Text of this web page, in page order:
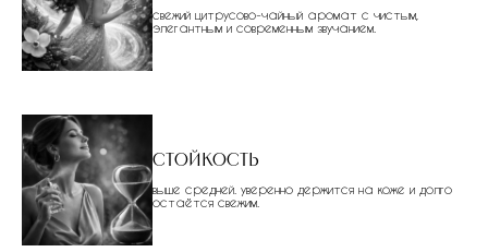
свежий цитрусово-чайный аромат с чистым,
элегантным и современным звучанием.
Стойкость
выше средней. уверенно держится на коже и долго
остаётся свежим.